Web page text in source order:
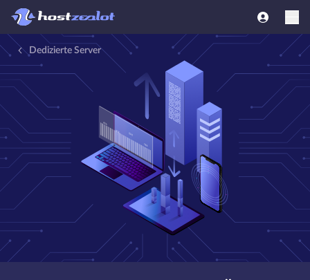
Dedizierte Server